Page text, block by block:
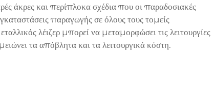
άκρες και περίπλοκα σχέδια που οι παραδοσιακές
παραγωγής σε όλους τους τομείς
λέιζερ μπορεί να μεταμορφώσει τις λειτουργίες
τα απόβλητα και τα λειτουργικά κόστη.